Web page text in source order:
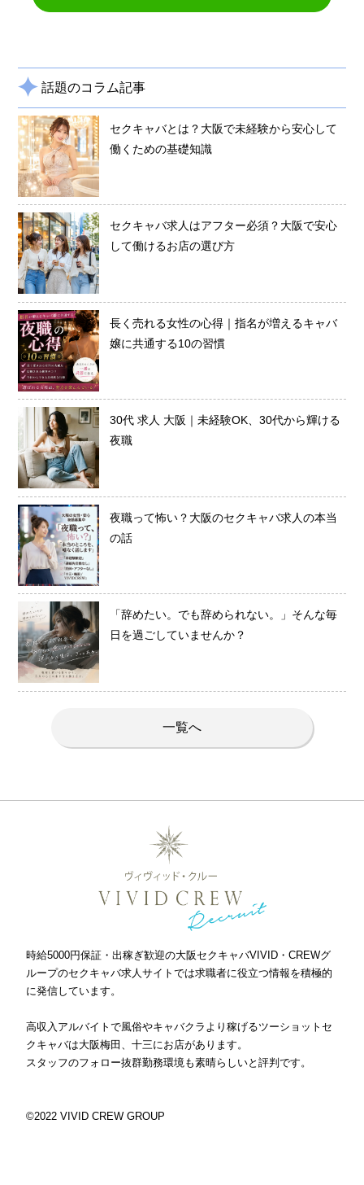
話題のコラム記事
セクキャバとは？大阪で未経験から安心して
働くための基礎知識
セクキャバ求人はアフター必須？大阪で安心
して働けるお店の選び方
長く売れる女性の心得｜指名が増えるキャバ
嬢に共通する10の習慣
30代 求人 大阪｜未経験OK、30代から輝ける
夜職
夜職って怖い？大阪のセクキャバ求人の本当
の話
「辞めたい。でも辞められない。」そんな毎
日を過ごしていませんか？
一覧へ
時給5000円保証・出稼ぎ歓迎の大阪セクキャバVIVID・CREWグ
ループのセクキャバ求人サイトでは求職者に役立つ情報を積極的
に発信しています。
高収入アルバイトで風俗やキャバクラより稼げるツーショットセ
クキャバは大阪梅田、十三にお店があります。
スタッフのフォロー抜群勤務環境も素晴らしいと評判です。
©2022 VIVID CREW GROUP